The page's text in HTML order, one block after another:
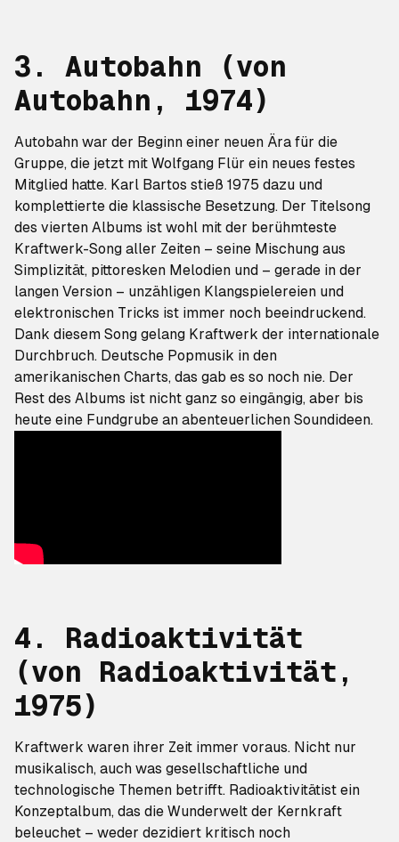
3. Autobahn (von
Autobahn , 1974)
Autobahn war der Beginn einer neuen Ära für die
Gruppe, die jetzt mit Wolfgang Flür ein neues festes
Mitglied hatte. Karl Bartos stieß 1975 dazu und
komplettierte die klassische Besetzung. Der Titelsong
des vierten Albums ist wohl mit der berühmteste
Kraftwerk-Song aller Zeiten – seine Mischung aus
Simplizität, pittoresken Melodien und – gerade in der
langen Version – unzähligen Klangspielereien und
elektronischen Tricks ist immer noch beeindruckend.
Dank diesem Song gelang Kraftwerk der internationale
Durchbruch. Deutsche Popmusik in den
amerikanischen Charts, das gab es so noch nie. Der
Rest des Albums ist nicht ganz so eingängig, aber bis
heute eine Fundgrube an abenteuerlichen Soundideen.
4. Radioaktivität
(von Radioaktivität ,
1975)
Kraftwerk waren ihrer Zeit immer voraus. Nicht nur
musikalisch, auch was gesellschaftliche und
technologische Themen betrifft. Radioaktivitätist ein
Konzeptalbum, das die Wunderwelt der Kernkraft
beleuchet – weder dezidiert kritisch noch